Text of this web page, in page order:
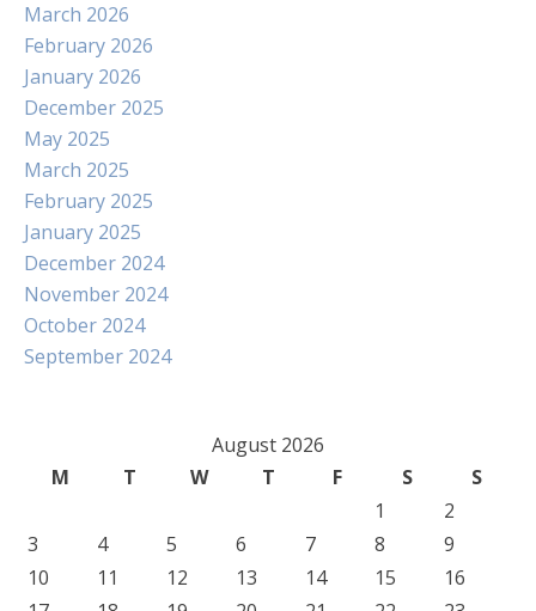
March 2026
February 2026
January 2026
December 2025
May 2025
March 2025
February 2025
January 2025
December 2024
November 2024
October 2024
September 2024
August 2026
M
T W T F S
S
1
2
3
4 5 6 7 8
9
10
11 12 13 14 15
16